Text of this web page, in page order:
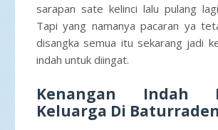
sarapan sate kelinci lalu pulang
Tapi yang namanya pacaran ya
disangka semua itu sekarang jadi
indah untuk diingat.
Kenangan Indah
Keluarga Di Baturraden